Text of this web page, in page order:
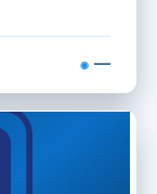
—